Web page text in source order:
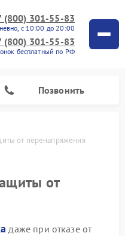
(800) 301-55-83
с 10:00 до 20:00
(800) 301-55-83
бесплатный по РФ
Позвонить
от перенапряжения
от
даже при отказе от